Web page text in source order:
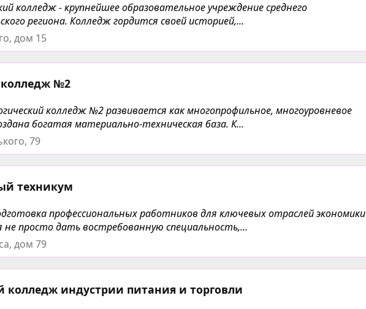
колледж - крупнейшее образовательное учреждение среднего
региона. Колледж гордится своей историей,...
дом 15
колледж №2
колледж №2 развивается как многопрофильное, многоуровневое
богатая материально-техническая база. К...
79
техникум
профессиональных работников для ключевых отраслей экономики
просто дать востребованную специальность,...
дом 79
колледж индустрии питания и торговли